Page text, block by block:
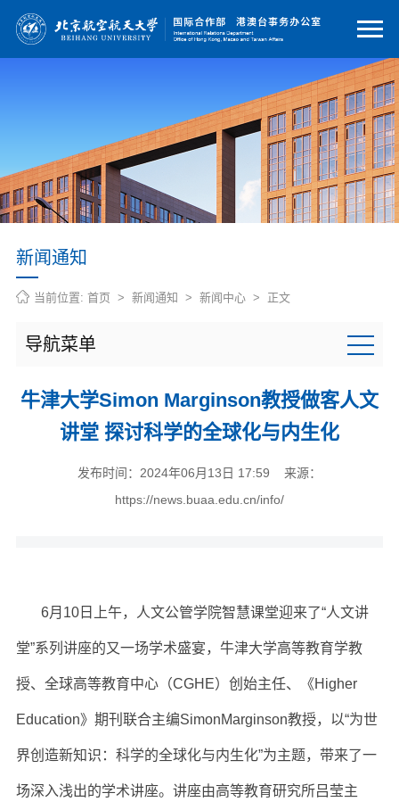
新闻通知
当前位置: 首页 > 新闻通知 > 新闻中心> 正文
导航菜单
牛津大学Simon Marginson教授做客人文
讲堂 探讨科学的全球化与内生化
发布时间：2024年06月13日 17:59 来源：
https://news.buaa.edu.cn/info/
6月10日上午，人文公管学院智慧课堂迎来了“人文讲
堂”系列讲座的又一场学术盛宴，牛津大学高等教育学教
授、全球高等教育中心（CGHE）创始主任、《Higher
Education》期刊联合主编SimonMarginson教授，以“为世
界创造新知识：科学的全球化与内生化”为主题，带来了一
场深入浅出的学术讲座。讲座由高等教育研究所吕莹主